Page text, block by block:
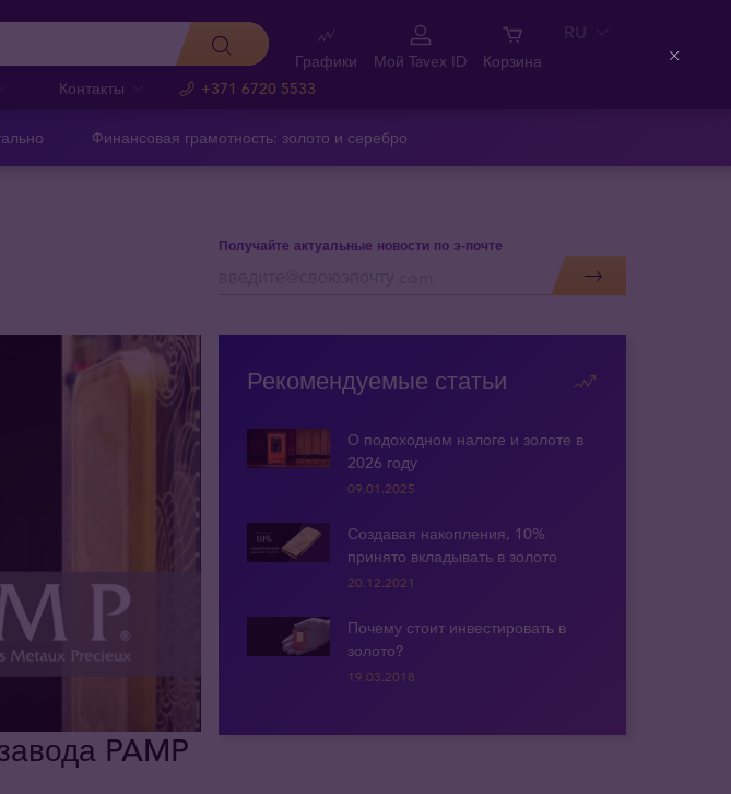
Контакты +371 6720 5533
Графики Мой Tavex ID Корзина
RU
Финансовая грамотность: золото и серебро
Получайте актуальные новости по э-почте
PAMP
Рекомендуемые статьи
О подоходном налоге и золоте в
2026 году
09.01.2025
Создавая накопления, 10%
принято вкладывать в золото
20.12.2021
Почему стоит инвестировать в
золото?
19.03.2018
Close